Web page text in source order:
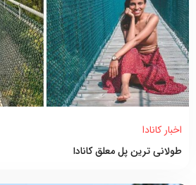
اخبار کانادا
طولانی ترین پل معلق کانادا